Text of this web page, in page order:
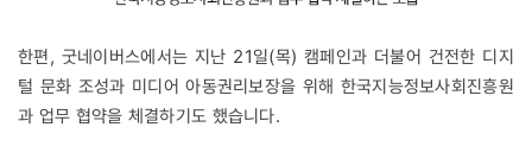
한편, 굿네이버스에서는 지난 21일(목) 캠페인과 더불어 건전한 디지
털 문화 조성과 미디어 아동권리보장을 위해 한국지능정보사회진흥원
과 업무 협약을 체결하기도 했습니다.